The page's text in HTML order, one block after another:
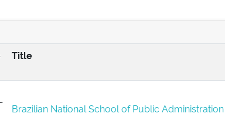
Title
Brazilian National School of Public Administration